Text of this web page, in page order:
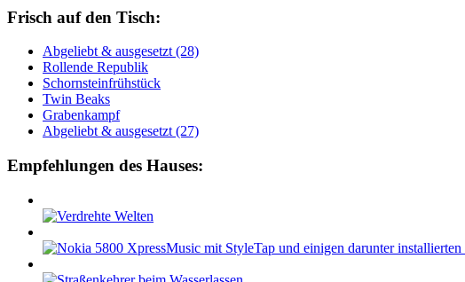
Frisch auf den Tisch:
Ab­ge­liebt & aus­ge­setzt (28)
Rol­len­de Re­pu­blik
Schorn­stein­früh­stück
Twin Beaks
Gra­ben­kampf
Ab­ge­liebt & aus­ge­setzt (27)
Empfehlungen des Hauses: